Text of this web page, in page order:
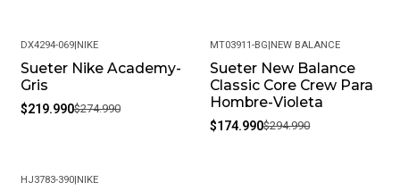
Peso del paquete: 1 kg
Modelo: MT03911-AG
-20%
DX4294-069|NIKE
Sueter Nike Academy-
Gris
$219.990$274.990
-41%
MT03911-BG|NEW BALANCE
Sueter New Balance
Classic Core Crew Para
Hombre-Violeta
$174.990$294.990
HJ3783-390|NIKE